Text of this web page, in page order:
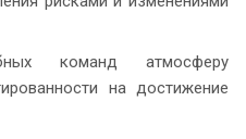
команд атмосферу
на достижение